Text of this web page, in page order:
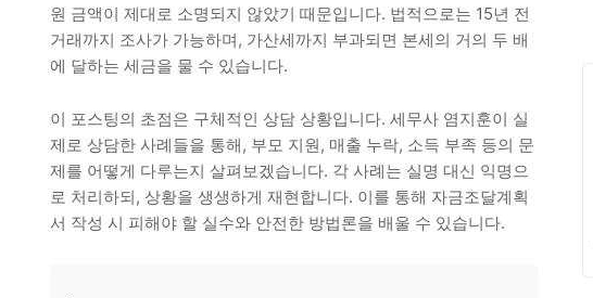
원 금액이 제대로 소명되지 않았기 때문입니다. 법적으로는 15년 전
거래까지 조사가 가능하며, 가산세까지 부과되면 본세의 거의 두 배
에 달하는 세금을 물 수 있습니다.
이 포스팅의 초점은 구체적인 상담 상황입니다. 세무사 염지훈이 실
제로 상담한 사례들을 통해, 부모 지원, 매출 누락, 소득 부족 등의 문
제를 어떻게 다루는지 살펴보겠습니다. 각 사례는 실명 대신 익명으
로 처리하되, 상황을 생생하게 재현합니다. 이를 통해 자금조달계획
서 작성 시 피해야 할 실수와 안전한 방법론을 배울 수 있습니다.